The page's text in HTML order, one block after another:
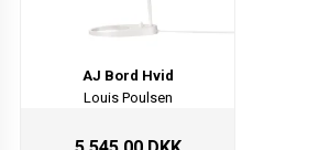
AJ Bord Hvid
Louis Poulsen